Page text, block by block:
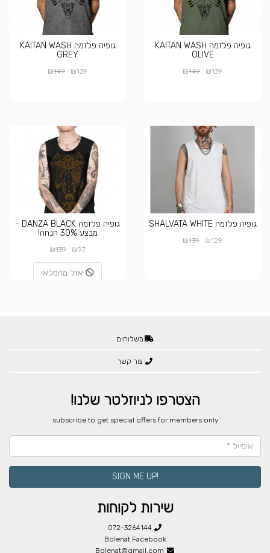
גופיה פלזמה KAITAN WASH
OLIVE
₪139
₪149
גופיה פלזמה KAITAN WASH
GREY
₪139
₪149
גופיה פלזמה SHALVATA WHITE
₪129
₪139
גופיה פלזמה DANZA BLACK -
מבצע 30% הנחה!
₪97
₪139
אזל מהמלאי
משלוחים
צור קשר
הצטרפו לניוזלטר שלנו!
​subscribe to get special offers for members only
!SIGN ME UP
שירות לקוחות
072-3264144
Bolenat Facebook
Bolenat@gmail.com